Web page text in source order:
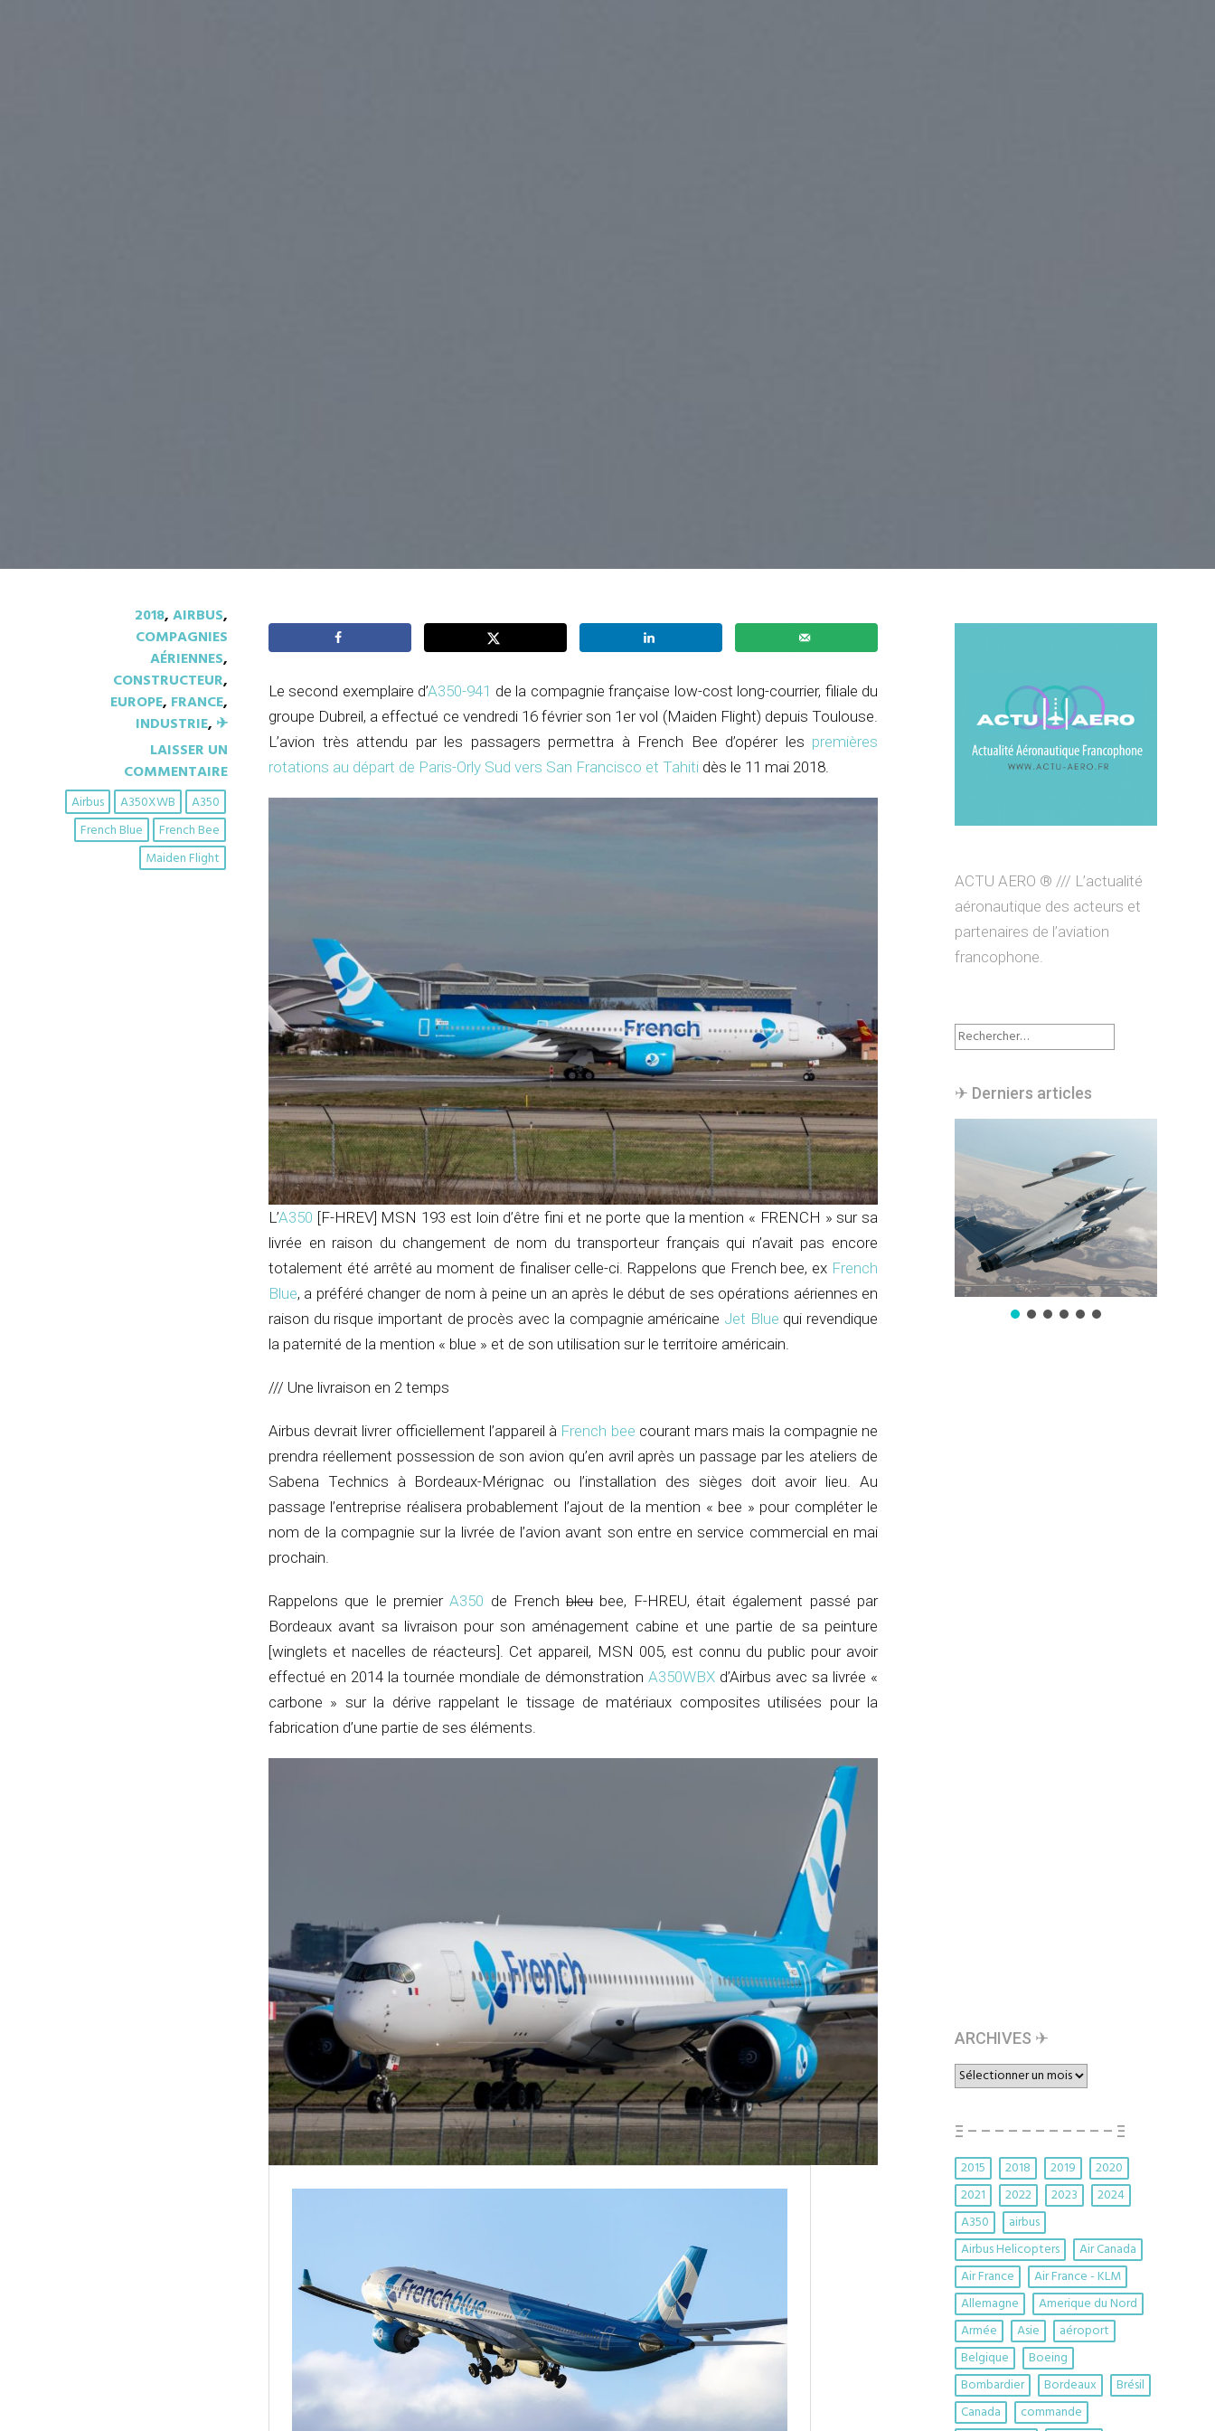
2018,AIRBUS,
COMPAGNIES
AÉRIENNES,
CONSTRUCTEUR,
EUROPE, FRANCE,
INDUSTRIE, ✈︎
LAISSER UN
COMMENTAIRE
A350
A350XWB
Airbus
French Bee
French Blue
Maiden Flight
Le second exemplaire d’A350-941 de la compagnie française low-cost long-courrier, filiale du
groupe Dubreil, a effectué ce vendredi 16 février son 1er vol (Maiden Flight) depuis Toulouse.
L’avion très attendu par les passagers permettra à French Bee d’opérer les premières
rotations au départ de Paris-Orly Sud vers San Francisco et Tahiti dès le 11 mai 2018.
L’A350 [F-HREV] MSN 193 est loin d’être fini et ne porte que la mention « FRENCH » sur sa
livrée en raison du changement de nom du transporteur français qui n’avait pas encore
totalement été arrêté au moment de finaliser celle-ci. Rappelons que French bee, ex French
Blue, a préféré changer de nom à peine un an après le début de ses opérations aériennes en
raison du risque important de procès avec la compagnie américaine Jet Blue qui revendique
la paternité de la mention « blue » et de son utilisation sur le territoire américain.
/// Une livraison en 2 temps
Airbus devrait livrer officiellement l’appareil à French bee courant mars mais la compagnie ne
prendra réellement possession de son avion qu’en avril après un passage par les ateliers de
Sabena Technics à Bordeaux-Mérignac ou l’installation des sièges doit avoir lieu. Au
passage l’entreprise réalisera probablement l’ajout de la mention « bee » pour compléter le
nom de la compagnie sur la livrée de l’avion avant son entre en service commercial en mai
prochain.
Rappelons que le premierA350 de Frenchbleubee, F-HREU, était également passé par
Bordeaux avant sa livraison pour son aménagement cabine et une partie de sa peinture
[winglets et nacelles de réacteurs]. Cet appareil, MSN 005, est connu du public pour avoir
effectué en 2014 la tournée mondiale de démonstration A350WBX d’Airbus avec sa livrée «
carbone » sur la dérive rappelant le tissage de matériaux composites utilisées pour la
fabrication d’une partie de ses éléments.
ACTU AERO ® /// L’actualité
aéronautique des acteurs et
partenaires de l’aviation
francophone.
Rechercher :
✈︎ Derniers articles
ARCHIVES ✈︎
ARCHIVES
✈︎
Ξ – – – – – – – – – – – Ξ
2015 2018 2019
2020
2021
2022 2023
2024
A350
airbus
Airbus Helicopters
Air Canada
Air France
Air France - KLM
Allemagne
Amerique du Nord
Armée
Asie
aéroport
Belgique
Boeing
Bombardier
Bordeaux
Brésil
Canada
commande